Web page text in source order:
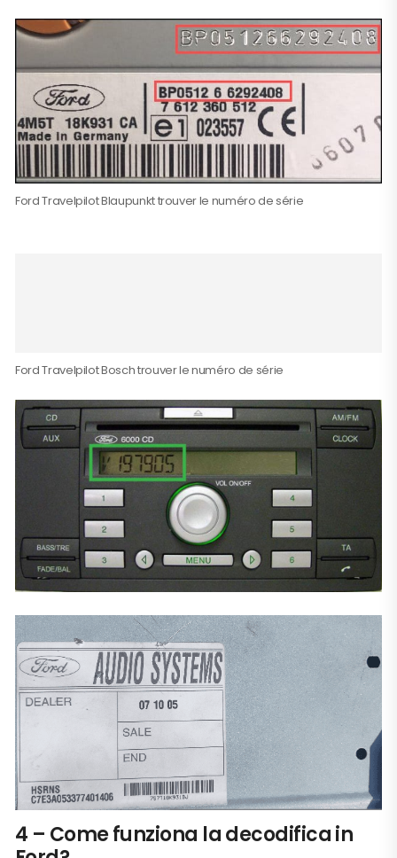
Ford Travelpilot Blaupunkt trouver le numéro de série
Ford Travelpilot Bosch trouver le numéro de série
4 – Come funziona la decodifica in